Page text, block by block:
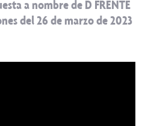
a nombre de D FRENTE
del 26 de marzo de 2023